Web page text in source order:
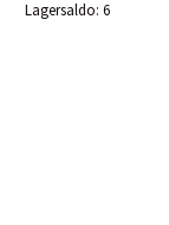
Lagersaldo: 6